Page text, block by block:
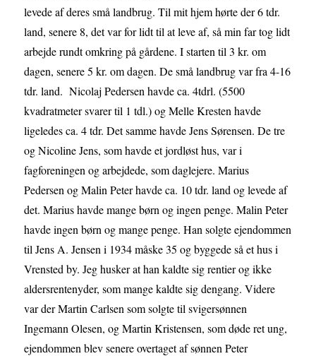
levede af deres små landbrug. Til mit hjem hørte der 6 tdr.
land, senere 8, det var for lidt til at leve af, så min far tog lidt
arbejde rundt omkring på gårdene. I starten til 3 kr. om
dagen, senere 5 kr. om dagen. De små landbrug var fra 4-16
tdr. land. Nicolaj Pedersen havde ca. 4tdrl. (5500
kvadratmeter svarer til 1 tdl.) og Melle Kresten havde
ligeledes ca. 4 tdr. Det samme havde Jens Sørensen. De tre
og Nicoline Jens, som havde et jordløst hus, var i
fagforeningen og arbejdede, som daglejere. Marius
Pedersen og Malin Peter havde ca. 10 tdr. land og levede af
det. Marius havde mange børn og ingen penge. Malin Peter
havde ingen børn og mange penge. Han solgte ejendommen
til Jens A. Jensen i 1934 måske 35 og byggede så et hus i
Vrensted by. Jeg husker at han kaldte sig rentier og ikke
aldersrentenyder, som mange kaldte sig dengang. Videre
var der Martin Carlsen som solgte til svigersønnen
Ingemann Olesen, og Martin Kristensen, som døde ret ung,
ejendommen blev senere overtaget af sønnen Peter